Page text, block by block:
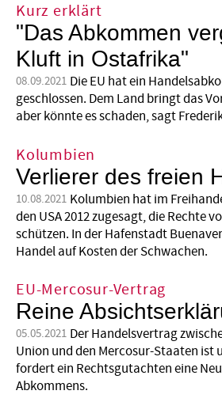
Kurz erklärt
"Das Abkommen
Kluft in Ostafrika"
08.09.2021 Die EU hat ein
geschlossen. Dem Land bringt das
aber könnte es schaden, sagt
Kolumbien
Verlierer des freien
10.08.2021 Kolumbien hat im
den USA 2012 zugesagt, die Rechte
schützen. In der Hafenstadt
Handel auf Kosten der Schwachen.
EU-Mercosur-Vertrag
Reine
05.05.2021 Der Handelsvertrag
Union und den Mercosur-Staaten ist
fordert ein Rechtsgutachten eine
Abkommens.